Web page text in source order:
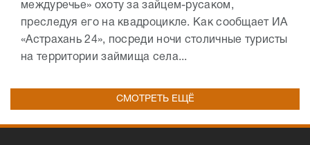
междуречье» охоту за зайцем-русаком,
преследуя его на квадроцикле. Как сообщает ИА
«Астрахань 24», посреди ночи столичные туристы
на территории займища села...
СМОТРЕТЬ ЕЩЁ